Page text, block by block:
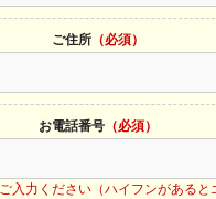
ご住所 （必須）
お電話番号 （必須）
入力ください（ハイフンがあると